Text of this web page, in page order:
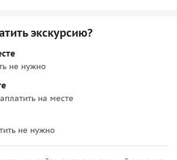
экскурсию?
не нужно
на месте
не нужно